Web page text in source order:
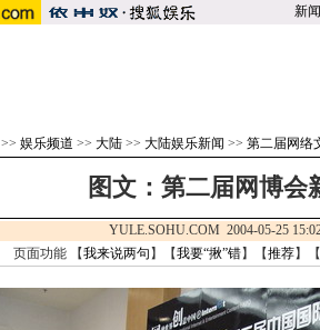
新闻
>> 娱乐频道 >> 大陆 >> 大陆娱乐新闻 >> 第二届网络
图文：第二届网博会
YULE.SOHU.COM 2004-05-25
页面功能 【我来说两句 】【我要“揪”错】【推荐】